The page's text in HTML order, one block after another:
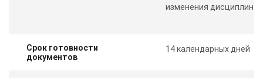
изменения дисциплин
Срок готовности
документов
14 календарных дней